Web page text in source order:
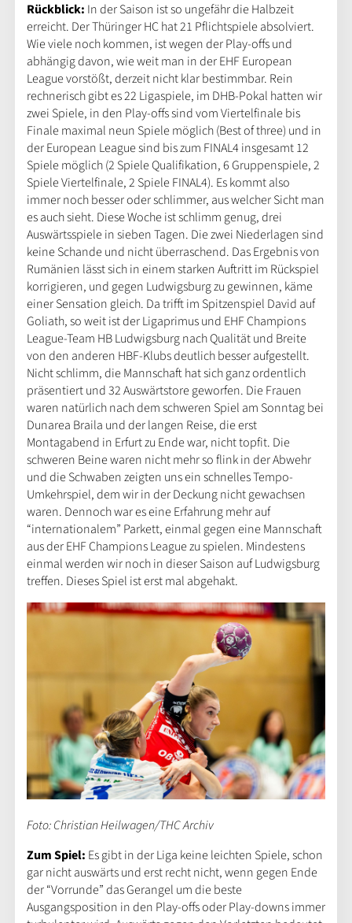
Rückblick: In der Saison ist so ungefähr die Halbzeit
erreicht. Der Thüringer HC hat 21 Pflichtspiele absolviert.
Wie viele noch kommen, ist wegen der Play-offs und
abhängig davon, wie weit man in der EHF European
League vorstößt, derzeit nicht klar bestimmbar. Rein
rechnerisch gibt es 22 Ligaspiele, im DHB-Pokal hatten wir
zwei Spiele, in den Play-offs sind vom Viertelfinale bis
Finale maximal neun Spiele möglich (Best of three) und in
der European League sind bis zum FINAL4 insgesamt 12
Spiele möglich (2 Spiele Qualifikation, 6 Gruppenspiele, 2
Spiele Viertelfinale, 2 Spiele FINAL4). Es kommt also
immer noch besser oder schlimmer, aus welcher Sicht man
es auch sieht. Diese Woche ist schlimm genug, drei
Auswärtsspiele in sieben Tagen. Die zwei Niederlagen sind
keine Schande und nicht überraschend. Das Ergebnis von
Rumänien lässt sich in einem starken Auftritt im Rückspiel
korrigieren, und gegen Ludwigsburg zu gewinnen, käme
einer Sensation gleich. Da trifft im Spitzenspiel David auf
Goliath, so weit ist der Ligaprimus und EHF Champions
League-Team HB Ludwigsburg nach Qualität und Breite
von den anderen HBF-Klubs deutlich besser aufgestellt.
Nicht schlimm, die Mannschaft hat sich ganz ordentlich
präsentiert und 32 Auswärtstore geworfen. Die Frauen
waren natürlich nach dem schweren Spiel am Sonntag bei
Dunarea Braila und der langen Reise, die erst
Montagabend in Erfurt zu Ende war, nicht topfit. Die
schweren Beine waren nicht mehr so flink in der Abwehr
und die Schwaben zeigten uns ein schnelles Tempo-
Umkehrspiel, dem wir in der Deckung nicht gewachsen
waren. Dennoch war es eine Erfahrung mehr auf
“internationalem” Parkett, einmal gegen eine Mannschaft
aus der EHF Champions League zu spielen. Mindestens
einmal werden wir noch in dieser Saison auf Ludwigsburg
treffen. Dieses Spiel ist erst mal abgehakt.
Foto: Christian Heilwagen/THC Archiv
Zum Spiel: Es gibt in der Liga keine leichten Spiele, schon
gar nicht auswärts und erst recht nicht, wenn gegen Ende
der “Vorrunde” das Gerangel um die beste
Ausgangsposition in den Play-offs oder Play-downs immer